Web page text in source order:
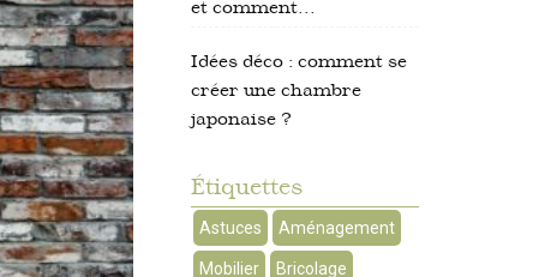
et comment...
Idées déco : comment se
créer une chambre
japonaise ?
Étiquettes
Astuces Aménagement
Mobilier Bricolage